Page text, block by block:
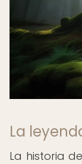
La
La historia